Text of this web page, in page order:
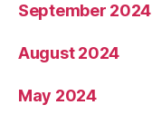
September 2024
August 2024
May 2024